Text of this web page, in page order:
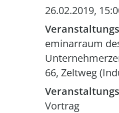
26.02.2019,
eminarraum
66, Zeltweg
Vortrag